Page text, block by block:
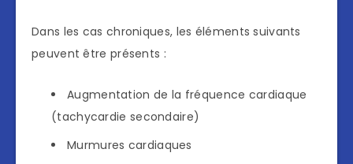
Dans les cas chroniques, les éléments suivants
peuvent être présents :
Augmentation de la fréquence cardiaque
(tachycardie secondaire)
Murmures cardiaques